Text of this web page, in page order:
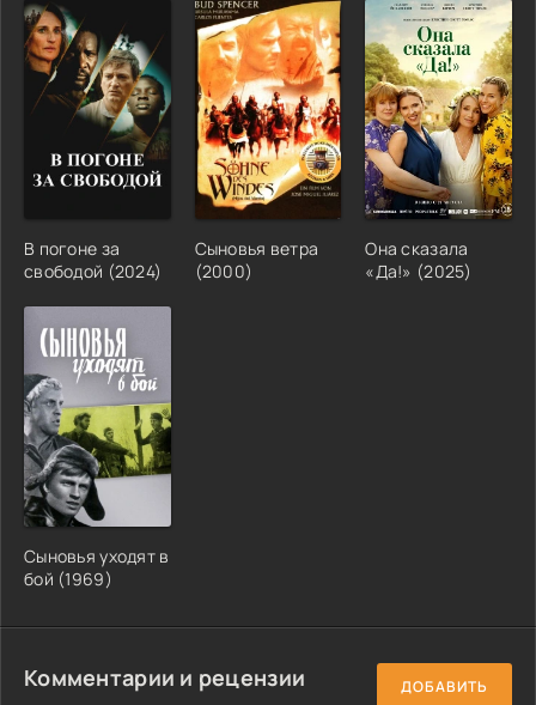
В погоне за
свободой (2024)
Сыновья ветра
(2000)
Она сказала
«Да!» (2025)
Сыновья уходят в
бой (1969)
Комментарии и рецензии ДОБАВИТЬ